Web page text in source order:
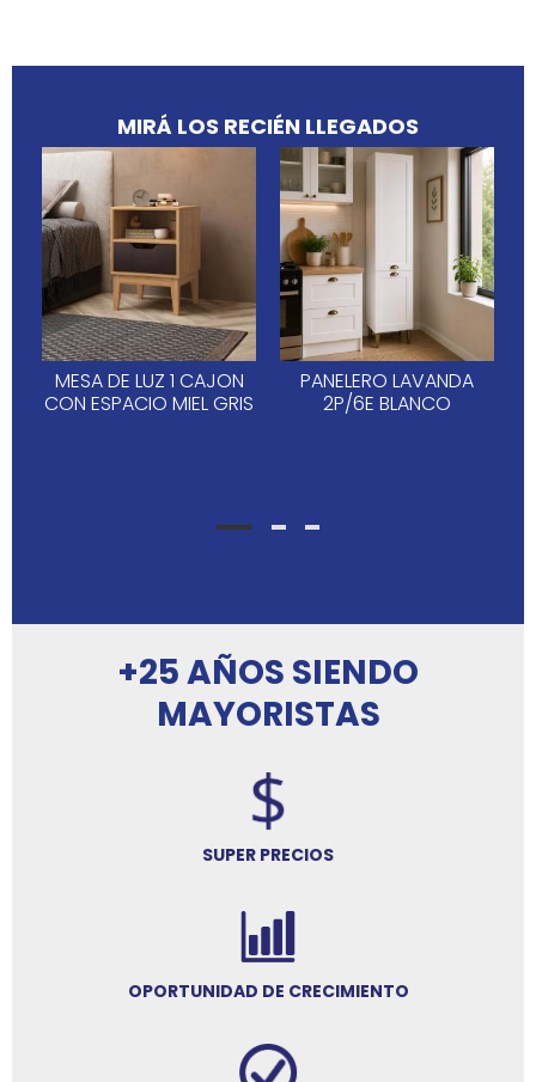
MIRÁ LOS RECIÉN LLEGADOS
MESA DE LUZ 1 CAJON
CON ESPACIO MIEL GRIS
PANELERO LAVANDA
2P/6E BLANCO
+25 AÑOS SIENDO
MAYORISTAS
SUPER PRECIOS
OPORTUNIDAD DE CRECIMIENTO